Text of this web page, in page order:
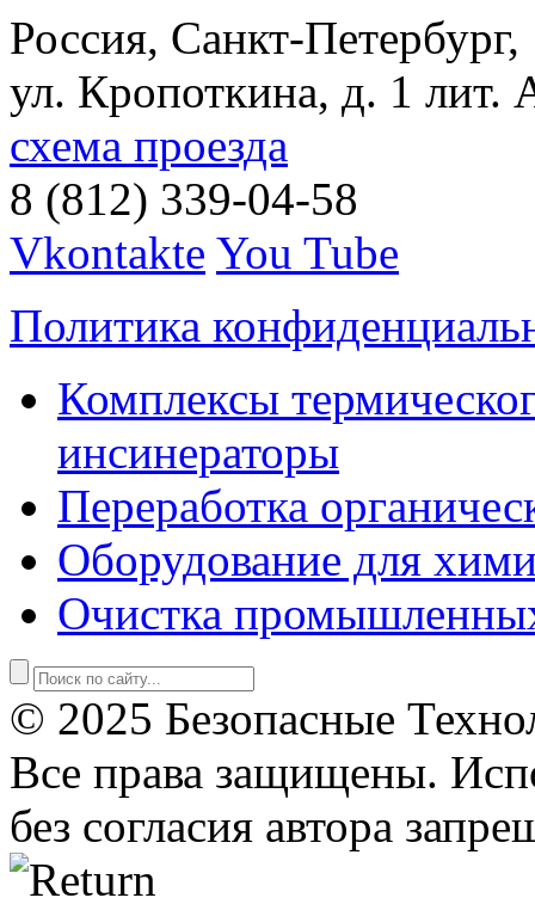
Россия, Санкт-Петербург,
ул. Кропоткина, д. 1 лит.
схема проезда
8 (812) 339-04-58
Vkontakte You Tube
Политика
Комплексы
инсинераторы
Переработка
Оборудование для
Очистка
© 2025 Безопасные
Все права защищены.
без согласия автора